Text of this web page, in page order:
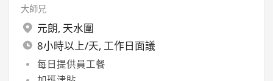
大師兄
元朗, 天水圍
8小時以上/天, 工作日面議
每日提供員工餐